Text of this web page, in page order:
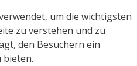
um die wichtigsten
zu verstehen und zu
den Besuchern ein
bieten.